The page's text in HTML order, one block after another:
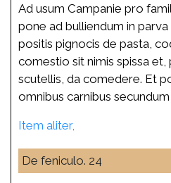
Ad usum Campanie pro
pone ad bulliendum in parva
positis pignocis de pasta,
comestio sit nimis spissa
scutellis, da comedere. Et
omnibus carnibus
Item aliter,
De feniculo. 24